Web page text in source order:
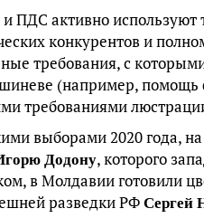
активно используют
конкурентов и
требования, с
(например, помощь
требованиями
выборами 2020 года,
Додону, которого
в Молдавии готовили
разведки РФСергей